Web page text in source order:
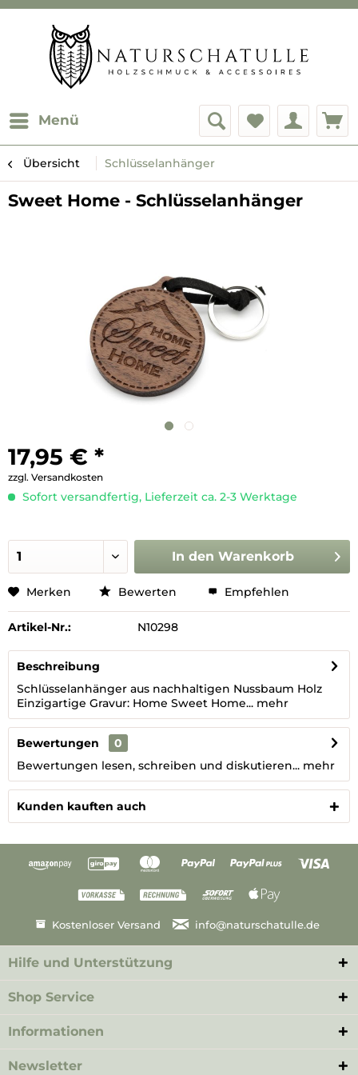
Menü
Übersicht Schlüsselanhänger
Sweet Home - Schlüsselanhänger
17,95 € *
zzgl. Versandkosten
Sofort versandfertig, Lieferzeit ca. 2-3 Werktage
In den Warenkorb
Merken Bewerten Empfehlen
Artikel-Nr.: N10298
Beschreibung
Schlüsselanhänger aus nachhaltigen Nussbaum Holz
Einzigartige Gravur: Home Sweet Home... mehr
Bewertungen
0
Bewertungen lesen, schreiben und diskutieren... mehr
Kunden kauften auch
Kostenloser Versand info@naturschatulle.de
Hilfe und Unterstützung
Shop Service
Informationen
Newsletter